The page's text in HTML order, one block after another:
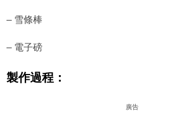
– 雪條棒
– 電子磅
製作過程：
廣告